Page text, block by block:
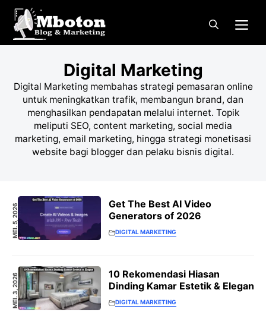
Langsung
Digital Marketing
Digital Marketing membahas strategi pemasaran online
untuk meningkatkan trafik, membangun brand, dan
menghasilkan pendapatan melalui internet. Topik
meliputi SEO, content marketing, social media
marketing, email marketing, hingga strategi monetisasi
website bagi blogger dan pelaku bisnis digital.
MEI. 5, 2026
Get The Best AI Video
Generators of 2026
DIGITAL MARKETING
MEI. 3, 2026
10 Rekomendasi Hiasan
Dinding Kamar Estetik & Elegan
DIGITAL MARKETING